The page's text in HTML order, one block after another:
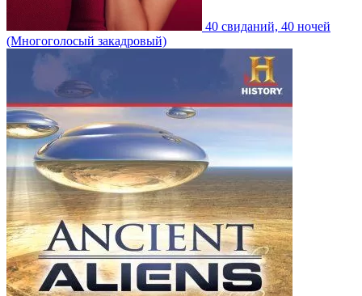
40 свиданий, 40 ночей
(Многоголосый закадровый)